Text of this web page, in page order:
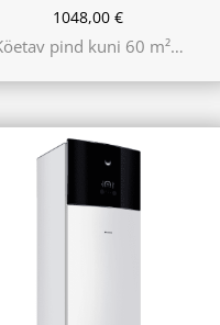
1048,00€
pind kuni 60 m²…